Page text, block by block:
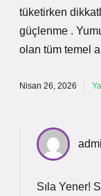
tüketirken
güçlenme .
olan tüm temel
Nisan 26, 2026
Sıla Yener!